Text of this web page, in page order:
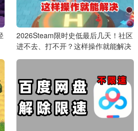
2026Steam限时史低最后几天！社区
进不去、打不开？这样操作就能解决